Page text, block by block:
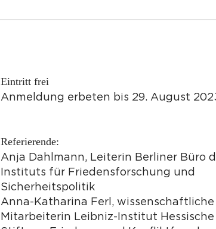
Eintritt frei
Anmeldung erbeten bis 29. August
Referierende:
Anja Dahlmann, Leiterin Berliner Büro
Instituts für Friedensforschung und
Sicherheitspolitik
Anna-Katharina Ferl, wissenschaftliche
Mitarbeiterin Leibniz-Institut Hessische